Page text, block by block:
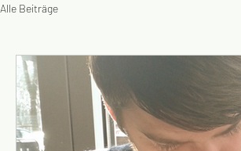
Alle Beiträge